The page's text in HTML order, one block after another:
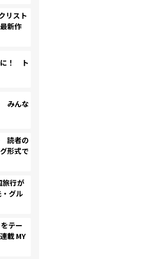
リスト
新作
に！ ト
みんな
読者の
形式で
行が
グル
テー
載 MY